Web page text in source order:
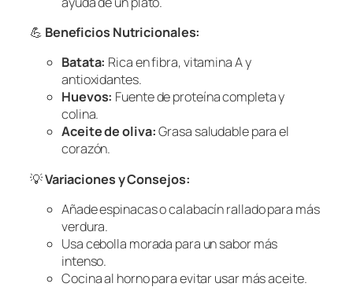
💪 Beneficios Nutricionales:
Batata: Rica en fibra, vitamina A y
antioxidantes.
Huevos: Fuente de proteína completa y
colina.
Aceite de oliva:Grasa saludable para el
corazón.
💡Variaciones y Consejos:
Añade espinacas o calabacín rallado para más
verdura.
Usa cebolla morada para un sabor más
intenso.
Cocina al horno para evitar usar más aceite.